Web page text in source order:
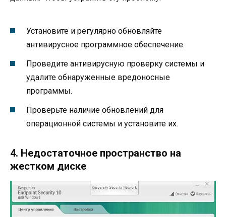
Установите и регулярно обновляйте
антивирусное программное обеспечение.
Проведите антивирусную проверку системы и
удалите обнаруженные вредоносные
программы.
Проверьте наличие обновлений для
операционной системы и установите их.
4. Недостаточное пространство на
жестком диске